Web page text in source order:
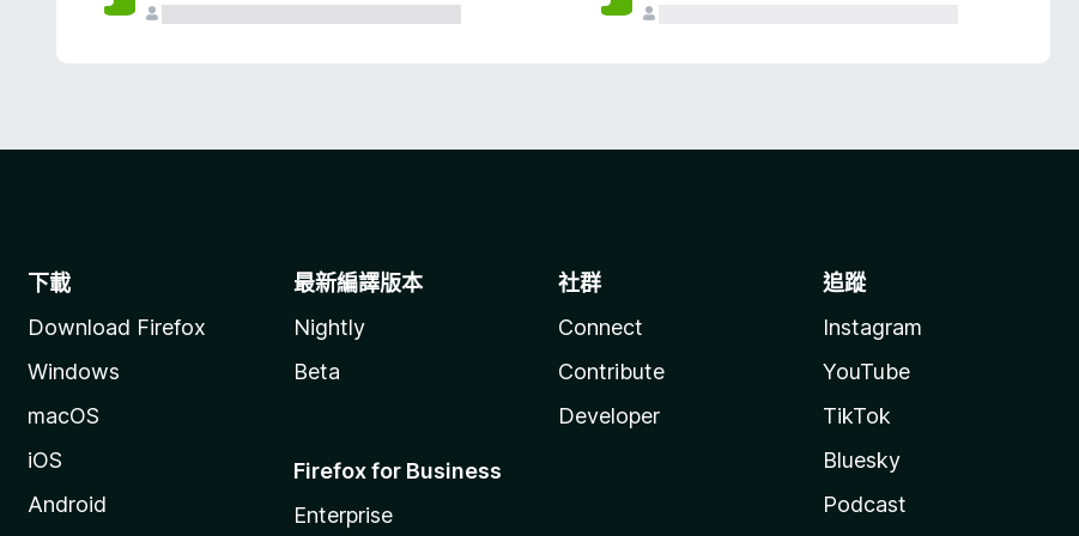
下載
Download Firefox
Windows
macOS
iOS
Android
最新編譯版本
Nightly
Beta
Firefox for Business
Enterprise
社群
Connect
Contribute
Developer
追蹤
Instagram
YouTube
TikTok
Bluesky
Podcast